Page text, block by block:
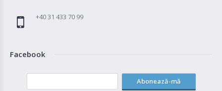
+40 31 433 70 99
Facebook
Abonează-mă